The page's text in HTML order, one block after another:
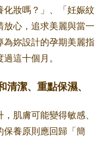
化妝嗎？」、「妊娠紋
心，追求美麗與當一
妳設計的孕期美麗指
這十個月。
清潔、重點保濕、
肌膚可能變得敏感、
保養原則應回歸「簡